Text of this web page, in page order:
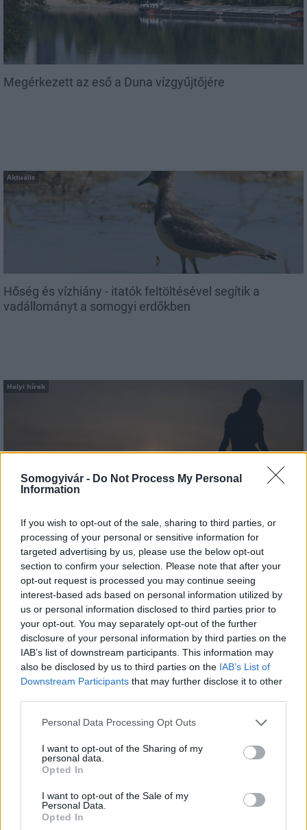
Somogyivár - Do Not Process My Personal
Information
If you wish to opt-out of the sale, sharing to third parties, or
processing of your personal or sensitive information for
targeted advertising by us, please use the below opt-out
section to confirm your selection. Please note that after your
opt-out request is processed you may continue seeing
interest-based ads based on personal information utilized by
us or personal information disclosed to third parties prior to
your opt-out. You may separately opt-out of the further
disclosure of your personal information by third parties on the
IAB’s list of downstream participants. This information may
also be disclosed by us to third parties on the IAB’s List of
Downstream Participants that may further disclose it to other
Please note that this website/app uses one or more Google
not limited to your visit or usage behaviour. You may click to
grant or deny consent to Google and its third-party tags to
use your data for below specified purposes in below Google
consent section.
Personal Data Processing Opt Outs
I want to opt-out of the Sharing of my
personal data.
Opted In
I want to opt-out of the Sale of my
Personal Data.
Opted In
Megérkezett az eső a Duna vízgyűjtőjére
Aktuális
Hőség és vízhiány - itatók feltöltésével segítik a
vadállományt a somogyi erdőkben
Helyi hírek
MAGYAR ÉPÍTŐK
Aktuális